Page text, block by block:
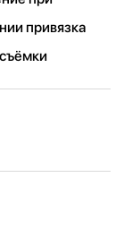
привязка